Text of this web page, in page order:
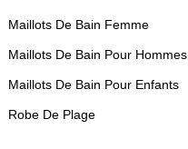
Maillots De Bain Femme
Maillots De Bain Pour Hommes
Maillots De Bain Pour Enfants
Robe De Plage